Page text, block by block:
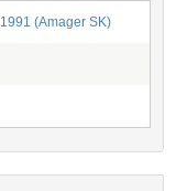
(Amager SK)